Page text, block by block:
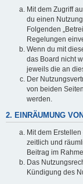
Mit dem Zugriff
du einen
Folgenden
Regelungen
Wenn du mit
das Board nicht
jeweils die an
Der
von beiden
werden.
2. EINRÄUMUNG
Mit dem
zeitlich und
Beitrag im
Das
Kündigung des